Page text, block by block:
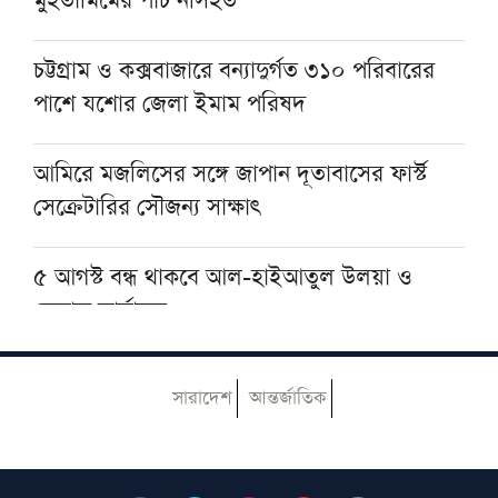
প্রধানমন্ত্রীকে বরণে প্রস্তুত বাবুনগর মাদরাসা
চট্টগ্রাম ও কক্সবাজারে বন্যাদুর্গত ৩১০ পরিবারের
পাশে যশোর জেলা ইমাম পরিষদ
আমিরে মজলিসের সঙ্গে জাপান দূতাবাসের ফার্স্ট
সেক্রেটারির সৌজন্য সাক্ষাৎ
৫ আগস্ট বন্ধ থাকবে আল-হাইআতুল উলয়া ও
বেফাক কার্যালয়
হেজবুত তাওহীদ কেন ভ্রান্ত, কী তাদের আকিদা
সারাদেশ আন্তর্জাতিক